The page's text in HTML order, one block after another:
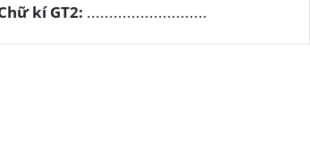
kí GT2: ...........................